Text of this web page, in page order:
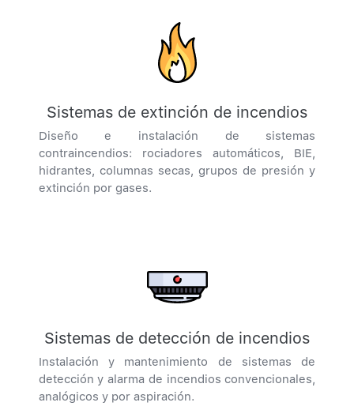
Sistemas de extinción de incendios
Diseño e instalación de sistemas
contraincendios: rociadores automáticos, BIE,
hidrantes, columnas secas, grupos de presión y
extinción por gases.
Sistemas de detección de incendios
Instalación y mantenimiento de sistemas de
detección y alarma de incendios convencionales,
analógicos y por aspiración.